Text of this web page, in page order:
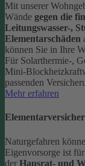
Mit unserer
Wände gegen die
Leitungswasser-,
Elementarschäden
können Sie in Ihre
Für Solarthermie-,
Mini-
passenden
Mehr erfahren
Naturgefahren
Eigenvorsorge ist
der Hausrat- und